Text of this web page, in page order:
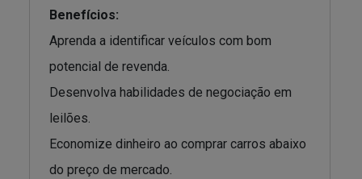
Benefícios:
Aprenda a identificar veículos com bom
potencial de revenda.
Desenvolva habilidades de negociação em
leilões.
Economize dinheiro ao comprar carros abaixo
do preço de mercado.